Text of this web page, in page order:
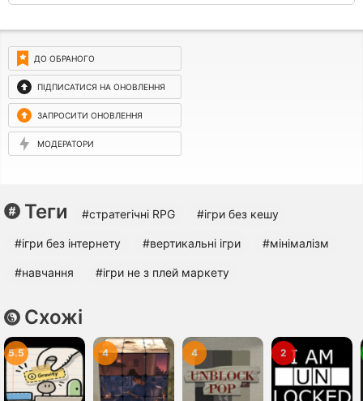
ДО ОБРАНОГО
ПІДПИСАТИСЯ НА ОНОВЛЕННЯ
ЗАПРОСИТИ ОНОВЛЕННЯ
МОДЕРАТОРИ
Теги #стратегічні RPG #ігри без кешу
#ігри без інтернету #вертикальні ігри #мінімалізм
#навчання #ігри не з плей маркету
Схожі
5.5 4 4 2